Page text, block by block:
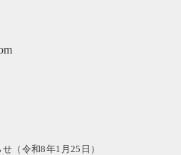
（令和8年1月25日）